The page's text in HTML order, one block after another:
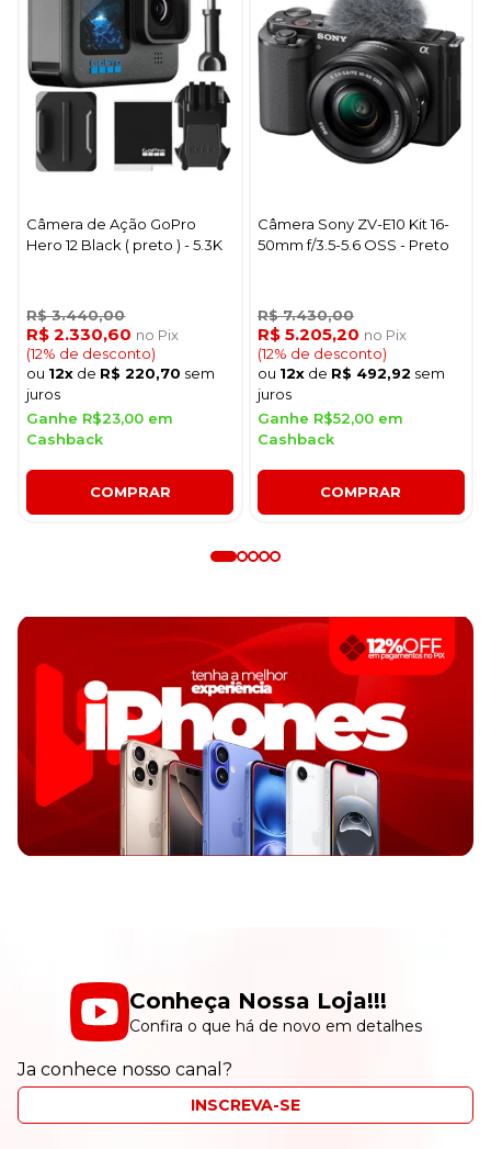
Câmera de Ação GoPro
Hero 12 Black ( preto ) - 5.3K
R$ 3.440,00
R$ 2.330,60 no Pix
(12% de desconto)
ou 12x de R$ 220,70 sem
juros
Ganhe R$23,00 em
Cashback
COMPRAR
Câmera Sony ZV-E10 Kit 16-
50mm f/3.5-5.6 OSS - Preto
R$ 7.430,00
R$ 5.205,20 no Pix
(12% de desconto)
ou 12xde R$ 492,92 sem
juros
Ganhe R$52,00 em
Cashback
COMPRAR
Conheça Nossa Loja!!!
Confira o que há de novo em detalhes
Ja conhece nosso canal?
INSCREVA-SE